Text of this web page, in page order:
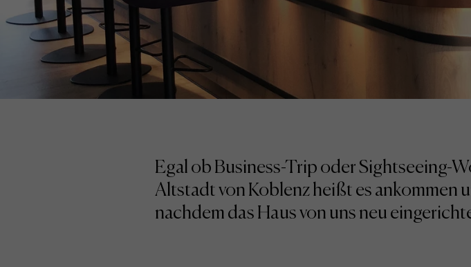
Egal ob Business-Trip oder Sightseeing-
Altstadt von Koblenz heißt es ankommen
nachdem das Haus von uns neu